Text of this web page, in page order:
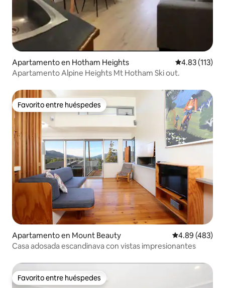
Apartamento en Hotham Heights Calificación
4.83 (113)
Apartamento Alpine Heights Mt Hotham Ski out.
Favorito entre huéspedes
Favorito entre huéspedes
Apartamento en Mount Beauty Calificación
4.89 (483)
Casa adosada escandinava con vistas impresionantes
Favorito entre huéspedes
Favorito entre huéspedes